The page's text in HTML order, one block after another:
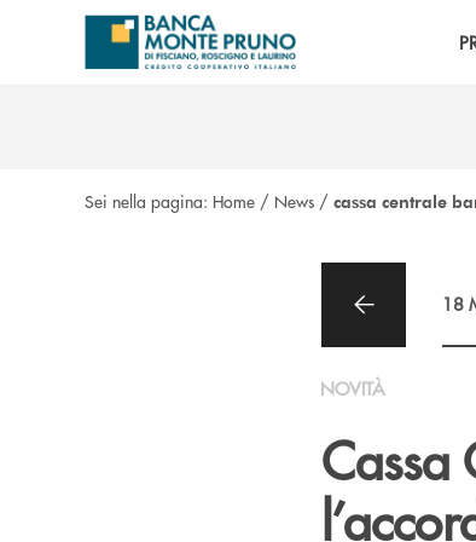
Salta al contenuto principale
Sei nella pagina: Home / News / cassa centrale
18
NOVITÀ
Cassa